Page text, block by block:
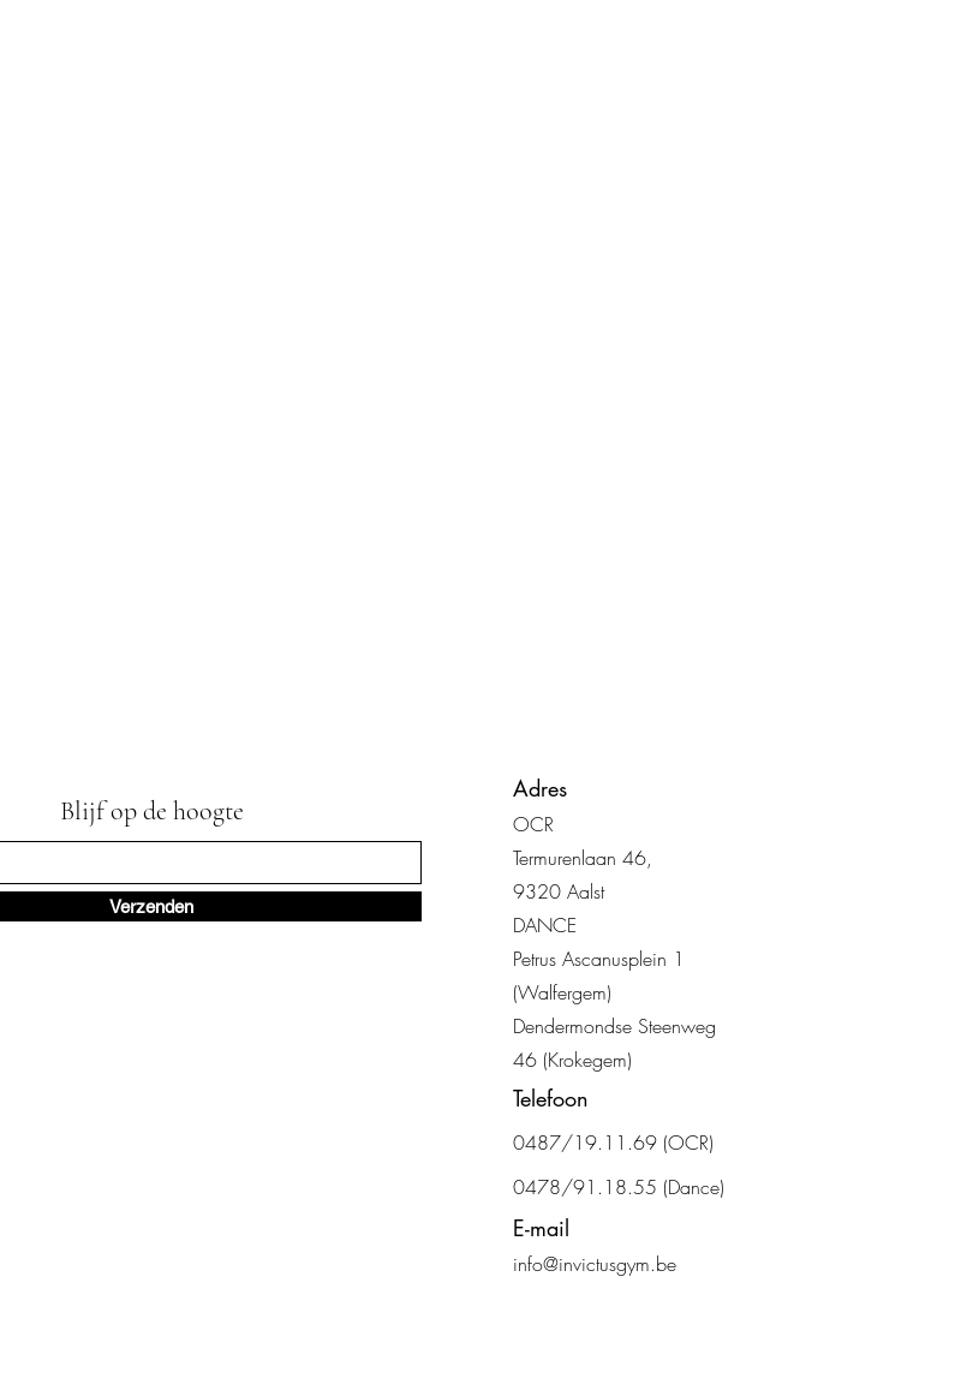
Blijf op de hoogte
Verzenden
Adres
OCR
Termurenlaan 46,
9320 Aalst
DANCE
Petrus Ascanusplein 1
(Walfergem)
Dendermondse Steenweg
46 (Krokegem)
Telefoon
0487/19.11.69 (OCR)
0478/91.18.55 (Dance)
E-mail
info@invictusgym.be